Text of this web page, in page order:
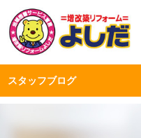
スタッフブログ